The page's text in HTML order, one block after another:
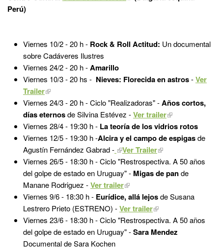
Perú)
Viernes 10/2 - 20 h - Rock & Roll Actitud: Un documental
sobre Cadáveres Ilustres
Viernes 24/2 - 20 h -Amarillo
Viernes 10/3 - 20 hs - Nieves: Florecida en astros-Ver
Trailer
Viernes 24/3 - 20 h - Ciclo "Realizadoras" -Años cortos,
días eternosde Silvina Estévez -Ver trailer
Viernes 28/4 - 19:30 h - La teoría de los vidrios rotos
Viernes 12/5 - 19:30 h -Alcira y el campo de espigasde
Agustín Fernández Gabrad- Ver Trailer
Viernes 26/5 - 18:30 h - Ciclo "Restrospectiva. A 50 años
del golpe de estado en Uruguay" - Migas de pande
Manane Rodriguez -Ver trailer
Viernes 9/6 - 18:30 h - Eurídice, allá lejosde Susana
Lestrero Prieto (ESTRENO) -Ver trailer
Viernes 23/6 - 18:30 h - Ciclo "Restrospectiva. A 50 años
del golpe de estado en Uruguay" -Sara Mendez
Documental de Sara Kochen